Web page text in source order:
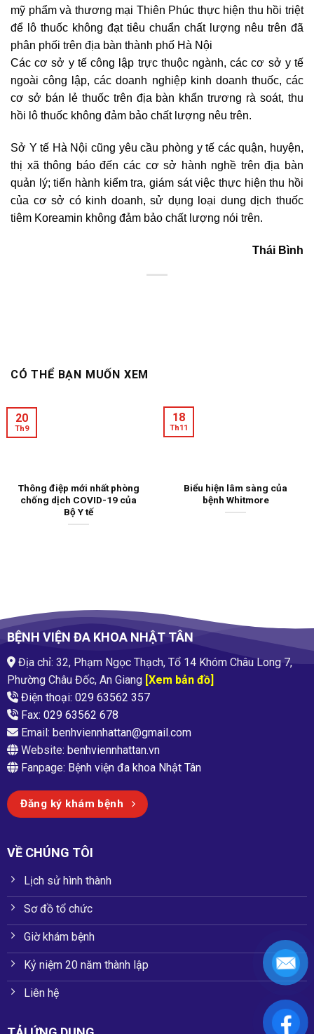
mỹ phẩm và thương mại Thiên Phúc thực hiện thu hồi triệt
để lô thuốc không đạt tiêu chuẩn chất lượng nêu trên đã
phân phối trên địa bàn thành phố Hà Nội
Các cơ sở y tế công lập trực thuộc ngành, các cơ sở y tế
ngoài công lập, các doanh nghiệp kinh doanh thuốc, các
cơ sở bán lẻ thuốc trên địa bàn khẩn trương rà soát, thu
hồi lô thuốc không đảm bảo chất lượng nêu trên.
Sở Y tế Hà Nội cũng yêu cầu phòng y tế các quận, huyện,
thị xã thông báo đến các cơ sở hành nghề trên địa bàn
quản lý; tiến hành kiểm tra, giám sát việc thực hiện thu hồi
của cơ sở có kinh doanh, sử dụng loại dung dịch thuốc
tiêm Koreamin không đảm bảo chất lượng nói trên.
Thái Bình
CÓ THỂ BẠN MUỐN XEM
​Thông điệp mới nhất phòng
chống dịch COVID-19 của
Bộ Y tế
20
Th9
Biểu hiện lâm sàng của
bệnh Whitmore
18
Th11
BỆNH VIỆN ĐA KHOA NHẬT TÂN
Địa chỉ: 32, Phạm Ngọc Thạch, Tổ 14 Khóm Châu Long 7,
Phường Châu Đốc, An Giang[Xem bản đồ]
Điện thoại: 029 63562 357
Fax: 029 63562 678
Email: benhviennhattan@gmail.com
Website: benhviennhattan.vn
Fanpage: Bệnh viện đa khoa Nhật Tân
Đăng ký khám bệnh
VỀ CHÚNG TÔI
Lịch sử hình thành
Sơ đồ tổ chức
Giờ khám bệnh
Kỷ niệm 20 năm thành lập
Liên hệ